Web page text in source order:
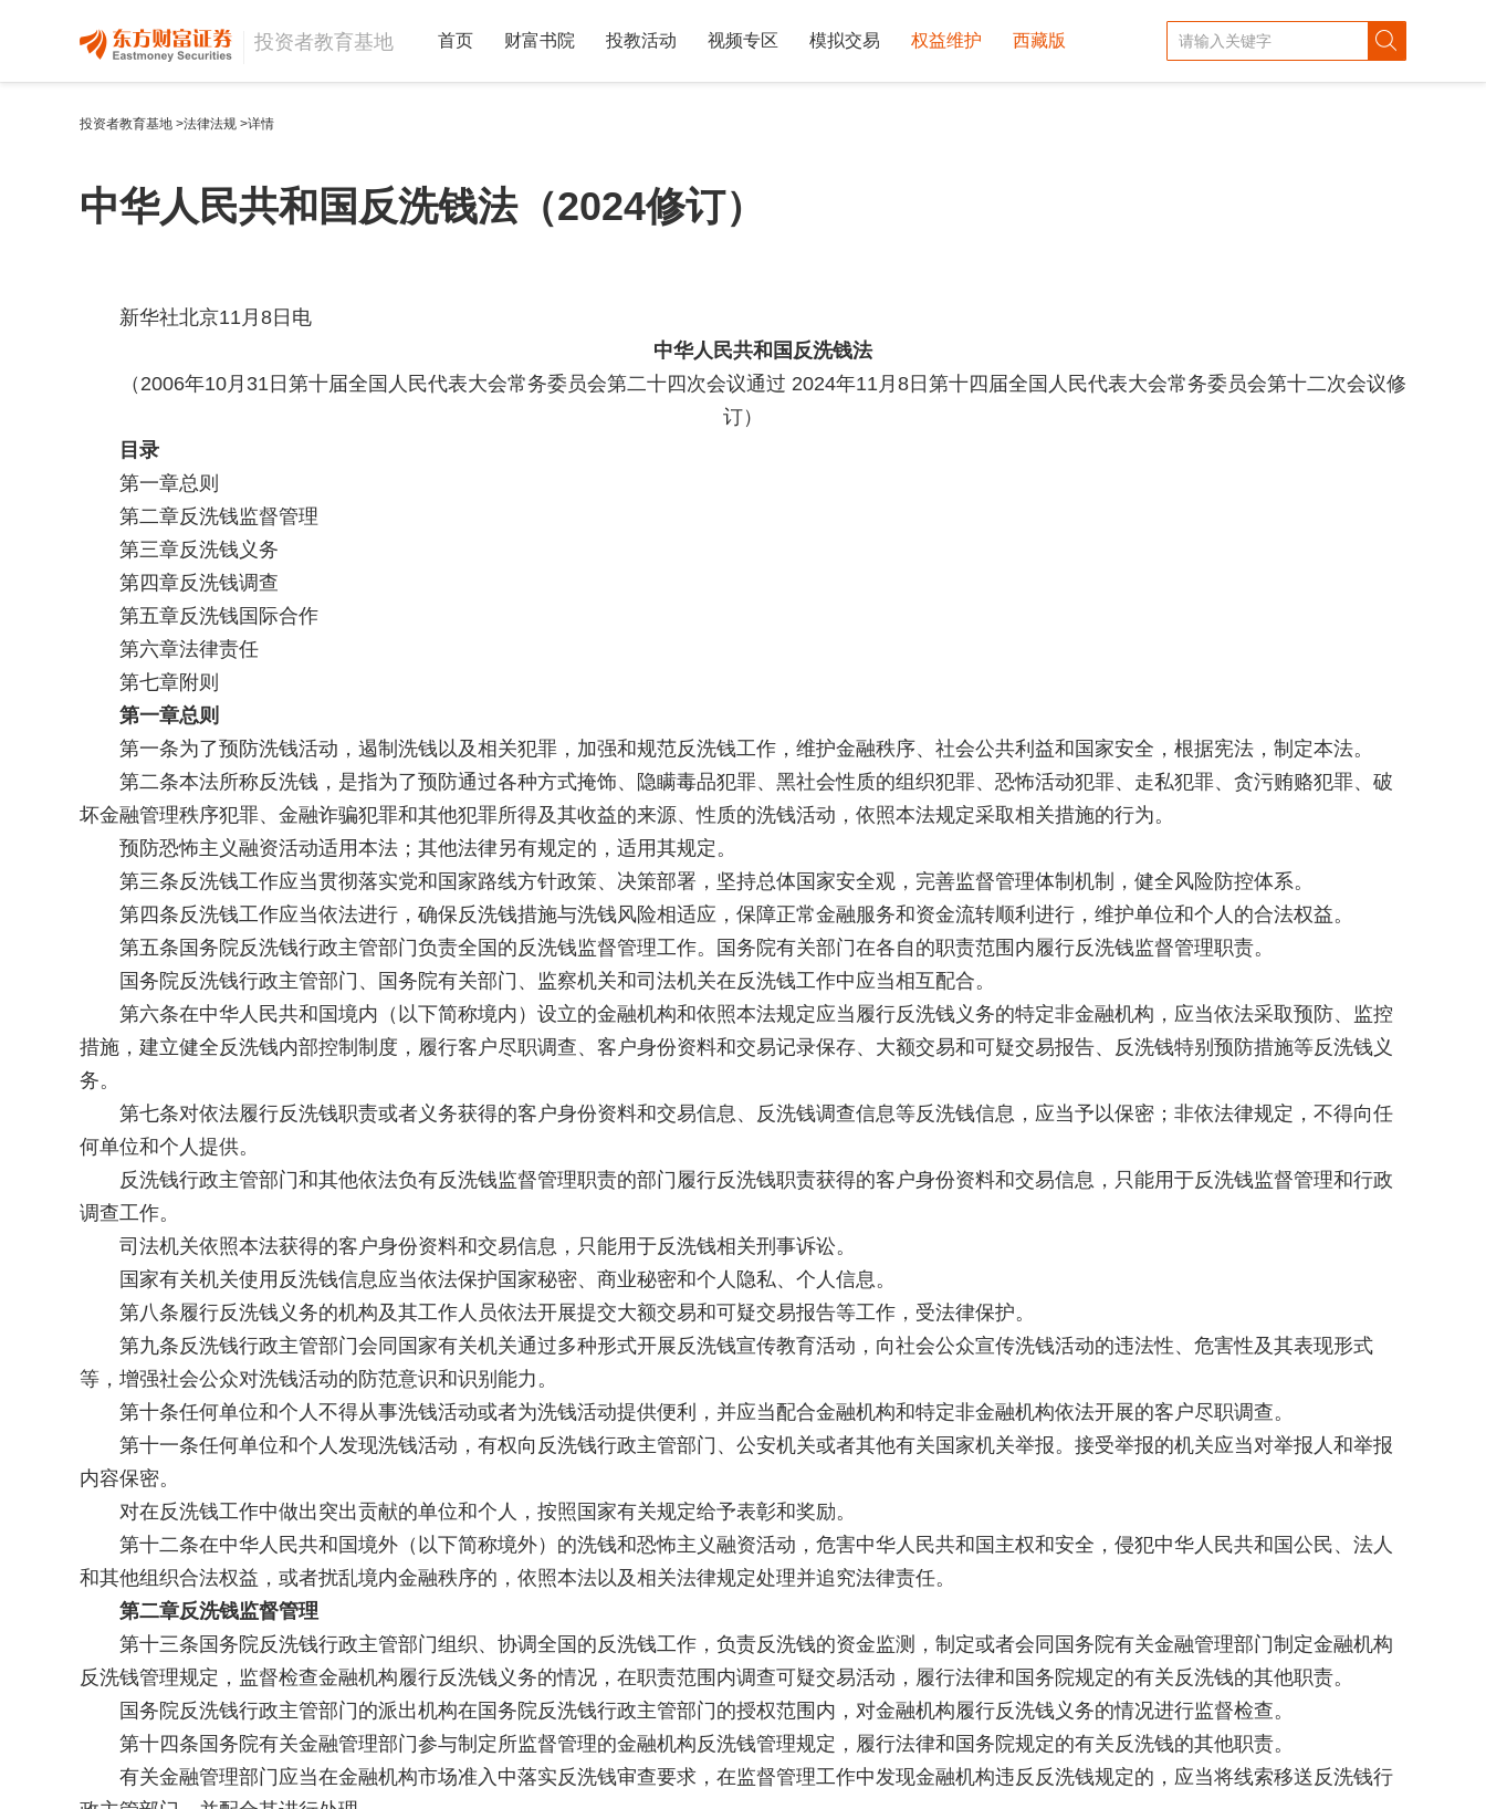
投资者教育基地 首页 财富书院 投教活动 视频专区 模拟交易 权益维护 西藏版
投资者教育基地 >法律法规 >详情
中华人民共和国反洗钱法（2024修订）
新华社北京11月8日电
中华人民共和国反洗钱法
（2006年10月31日第十届全国人民代表大会常务委员会第二十四次会议通过 2024年11月8日第十四届全国人民代表大会常务委员会第十二次会议修
订）
目录
第一章总则
第二章反洗钱监督管理
第三章反洗钱义务
第四章反洗钱调查
第五章反洗钱国际合作
第六章法律责任
第七章附则
第一章总则
第一条为了预防洗钱活动，遏制洗钱以及相关犯罪，加强和规范反洗钱工作，维护金融秩序、社会公共利益和国家安全，根据宪法，制定本法。
第二条本法所称反洗钱，是指为了预防通过各种方式掩饰、隐瞒毒品犯罪、黑社会性质的组织犯罪、恐怖活动犯罪、走私犯罪、贪污贿赂犯罪、破
坏金融管理秩序犯罪、金融诈骗犯罪和其他犯罪所得及其收益的来源、性质的洗钱活动，依照本法规定采取相关措施的行为。
预防恐怖主义融资活动适用本法；其他法律另有规定的，适用其规定。
第三条反洗钱工作应当贯彻落实党和国家路线方针政策、决策部署，坚持总体国家安全观，完善监督管理体制机制，健全风险防控体系。
第四条反洗钱工作应当依法进行，确保反洗钱措施与洗钱风险相适应，保障正常金融服务和资金流转顺利进行，维护单位和个人的合法权益。
第五条国务院反洗钱行政主管部门负责全国的反洗钱监督管理工作。国务院有关部门在各自的职责范围内履行反洗钱监督管理职责。
国务院反洗钱行政主管部门、国务院有关部门、监察机关和司法机关在反洗钱工作中应当相互配合。
第六条在中华人民共和国境内（以下简称境内）设立的金融机构和依照本法规定应当履行反洗钱义务的特定非金融机构，应当依法采取预防、监控
措施，建立健全反洗钱内部控制制度，履行客户尽职调查、客户身份资料和交易记录保存、大额交易和可疑交易报告、反洗钱特别预防措施等反洗钱义
务。
第七条对依法履行反洗钱职责或者义务获得的客户身份资料和交易信息、反洗钱调查信息等反洗钱信息，应当予以保密；非依法律规定，不得向任
何单位和个人提供。
反洗钱行政主管部门和其他依法负有反洗钱监督管理职责的部门履行反洗钱职责获得的客户身份资料和交易信息，只能用于反洗钱监督管理和行政
调查工作。
司法机关依照本法获得的客户身份资料和交易信息，只能用于反洗钱相关刑事诉讼。
国家有关机关使用反洗钱信息应当依法保护国家秘密、商业秘密和个人隐私、个人信息。
第八条履行反洗钱义务的机构及其工作人员依法开展提交大额交易和可疑交易报告等工作，受法律保护。
第九条反洗钱行政主管部门会同国家有关机关通过多种形式开展反洗钱宣传教育活动，向社会公众宣传洗钱活动的违法性、危害性及其表现形式
等，增强社会公众对洗钱活动的防范意识和识别能力。
第十条任何单位和个人不得从事洗钱活动或者为洗钱活动提供便利，并应当配合金融机构和特定非金融机构依法开展的客户尽职调查。
第十一条任何单位和个人发现洗钱活动，有权向反洗钱行政主管部门、公安机关或者其他有关国家机关举报。接受举报的机关应当对举报人和举报
内容保密。
对在反洗钱工作中做出突出贡献的单位和个人，按照国家有关规定给予表彰和奖励。
第十二条在中华人民共和国境外（以下简称境外）的洗钱和恐怖主义融资活动，危害中华人民共和国主权和安全，侵犯中华人民共和国公民、法人
和其他组织合法权益，或者扰乱境内金融秩序的，依照本法以及相关法律规定处理并追究法律责任。
第二章反洗钱监督管理
第十三条国务院反洗钱行政主管部门组织、协调全国的反洗钱工作，负责反洗钱的资金监测，制定或者会同国务院有关金融管理部门制定金融机构
反洗钱管理规定，监督检查金融机构履行反洗钱义务的情况，在职责范围内调查可疑交易活动，履行法律和国务院规定的有关反洗钱的其他职责。
国务院反洗钱行政主管部门的派出机构在国务院反洗钱行政主管部门的授权范围内，对金融机构履行反洗钱义务的情况进行监督检查。
第十四条国务院有关金融管理部门参与制定所监督管理的金融机构反洗钱管理规定，履行法律和国务院规定的有关反洗钱的其他职责。
有关金融管理部门应当在金融机构市场准入中落实反洗钱审查要求，在监督管理工作中发现金融机构违反反洗钱规定的，应当将线索移送反洗钱行